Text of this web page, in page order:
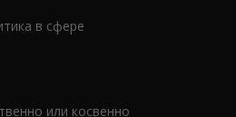
в сфере
или косвенно